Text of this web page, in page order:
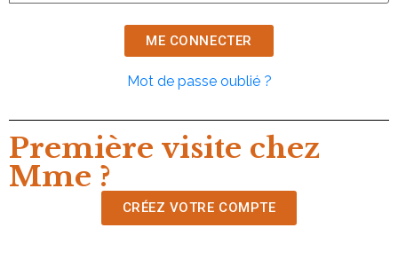
Mot de passe oublié ?
Première visite chez
Mme ?
CRÉEZ VOTRE COMPTE